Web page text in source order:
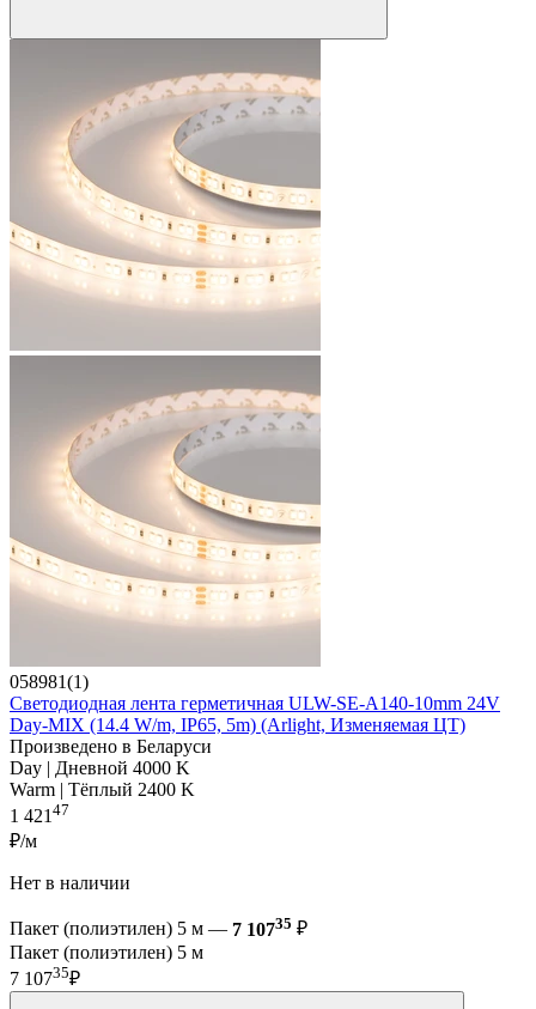
058981(1)
Светодиодная лента герметичная ULW-SE-A140-10mm 24V
Day-MIX (14.4 W/m, IP65, 5m) (Arlight, Изменяемая ЦТ)
Произведено в Беларуси
Day | Дневной 4000 K
Warm | Тёплый 2400 K
1 42147
₽/м
Нет в наличии
Пакет (полиэтилен) 5 м — 7 10735 ₽
Пакет (полиэтилен) 5 м
7 10735₽